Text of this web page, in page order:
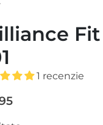
1 recenzie